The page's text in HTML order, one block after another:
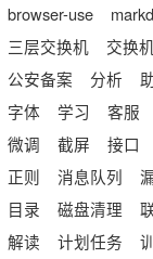
browser-use
三层交换机
交换
公安备案
分析
字体
学习 客服
微调
截屏 接口
正则
消息队列
目录
磁盘清理
解读
计划任务